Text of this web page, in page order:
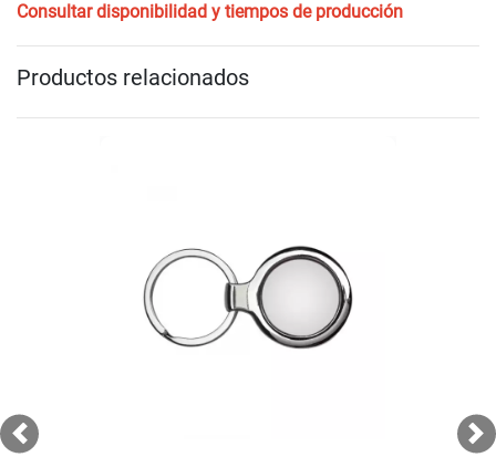
Consultar disponibilidad y tiempos de producción
Productos relacionados
Previous